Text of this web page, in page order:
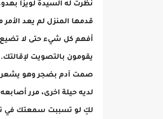
نظرت له السيدة لويزا
قدمها المنزل لم يعد الأمر
أفهم كل شيء حتى لا
يقومون بالتصويت
صمت آدم بضجر وهو يشعر
لديه حيلة اخرى، مرر
لكِ لو تسببت سمعتك في